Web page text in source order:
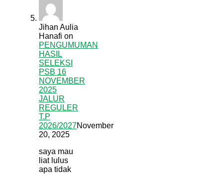
Jihan Aulia
Hanafi on
PENGUMUMAN
HASIL
SELEKSI
PSB 16
NOVEMBER
2025
JALUR
REGULER
T.P
2026/2027November
20, 2025
saya mau
liat lulus
apa tidak